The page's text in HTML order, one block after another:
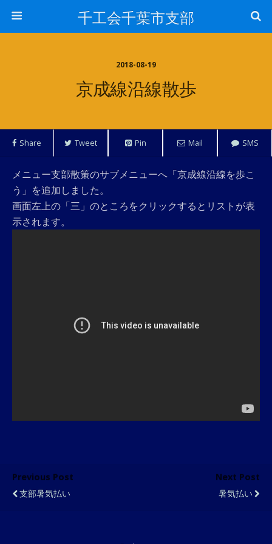
千工会千葉市支部
2018-08-19
京成線沿線散歩
Share Tweet Pin Mail SMS
メニュー支部散策のサブメニューへ「京成線沿線を歩こ
う」を追加しました。
画面左上の「三」のところをクリックするとリストが表
示されます。
Previous Post
支部暑気払い
Next Post
暑気払い